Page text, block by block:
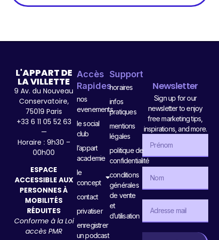
L'APPART DE
LA VILLETTE
9 Av. du Nouveau
Conservatoire,
75019 Paris
+33 6 11 05 52 63
—
Horaire : 9h30 –
00h00
ESPACE
ACCESSIBLE AUX
PERSONNES À
MOBILITÉS
RÉDUITES
Conforme à la Loi
accès PMR
Accès
Rapides
nos
evenements
le social
club
l’appart
academie
le
concept
contact
privatiser
enregistrer
un podcast
Support
horaires
infos
pratiques
mentions
légales
politique de
confidentialité
conditions
générales
de vente
et
d’utilisation
Newsletter
Sign up for our
newsletter to enjoy
free marketing tips,
inspirations, and more.